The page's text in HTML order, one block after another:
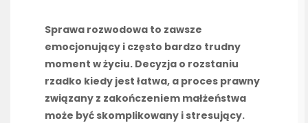
Sprawa rozwodowa to zawsze
emocjonujący i często bardzo trudny
moment w życiu. Decyzja o rozstaniu
rzadko kiedy jest łatwa, a proces prawny
związany z zakończeniem małżeństwa
może być skomplikowany i stresujący.